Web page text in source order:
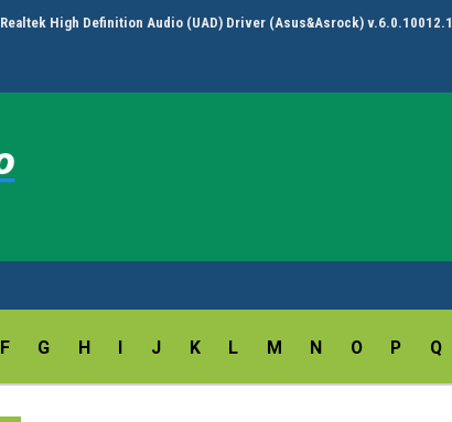
Realtek High Definition Audio (UAD) Driver (Asus&Asrock) v.6.0.10012.1
F G H J K L M N O P Q